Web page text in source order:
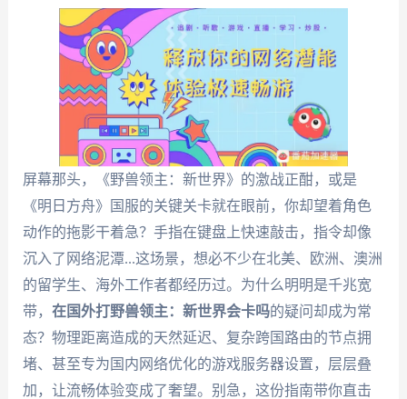
屏幕那头，《野兽领主：新世界》的激战正酣，或是
《明日方舟》国服的关键关卡就在眼前，你却望着角色
动作的拖影干着急？手指在键盘上快速敲击，指令却像
沉入了网络泥潭...这场景，想必不少在北美、欧洲、澳洲
的留学生、海外工作者都经历过。为什么明明是千兆宽
带， 在国外打野兽领主：新世界会卡吗的疑问却成为常
态？物理距离造成的天然延迟、复杂跨国路由的节点拥
堵、甚至专为国内网络优化的游戏服务器设置，层层叠
加，让流畅体验变成了奢望。别急，这份指南带你直击